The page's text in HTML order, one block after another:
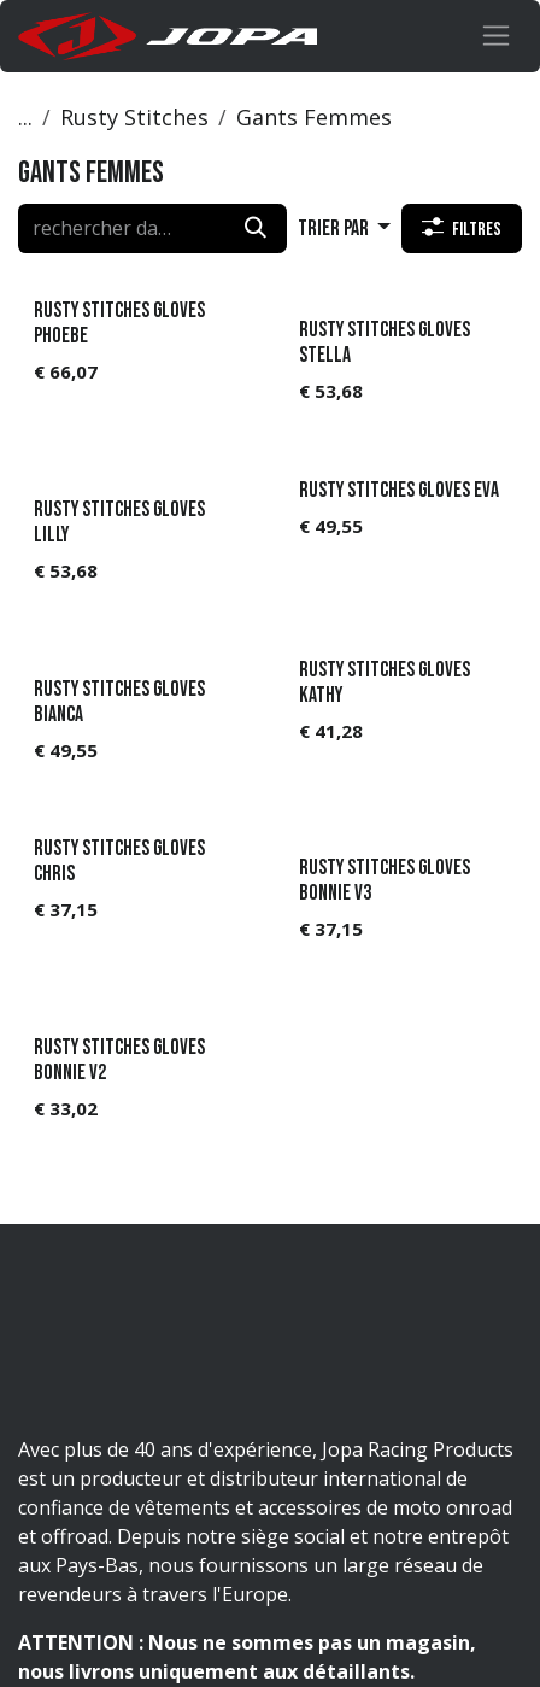
Se rendre au contenu
... Rusty Stitches Gants Femmes
Gants Femmes
Trier par Filtres
Rusty Stitches Gloves
Phoebe
€ 66,07
Rusty Stitches Gloves
Stella
€ 53,68
Rusty Stitches Gloves
Lilly
€ 53,68
Rusty Stitches Gloves Eva
€ 49,55
Rusty Stitches Gloves
Bianca
€ 49,55
Rusty Stitches Gloves
Kathy
€ 41,28
Rusty Stitches Gloves
Chris
€ 37,15
Rusty Stitches Gloves
Bonnie V3
€ 37,15
Rusty Stitches Gloves
Bonnie V2
€ 33,02
Avec plus de 40 ans d'expérience, Jopa Racing Products
est un producteur et distributeur international de
confiance de vêtements et accessoires de moto onroad
et offroad. Depuis notre siège social et notre entrepôt
aux Pays-Bas, nous fournissons un large réseau de
revendeurs à travers l'Europe.
ATTENTION : Nous ne sommes pas un magasin,
nous livrons uniquement aux détaillants.